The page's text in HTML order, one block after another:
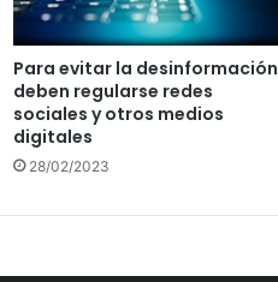
Para evitar la desinformación
deben regularse redes
sociales y otros medios
digitales
28/02/2023